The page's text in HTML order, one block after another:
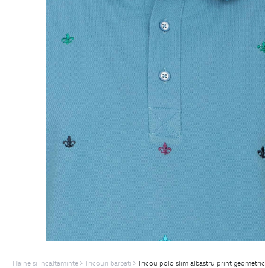
Haine si Incaltaminte Tricouri barbati Tricou polo slim albastru print geometric